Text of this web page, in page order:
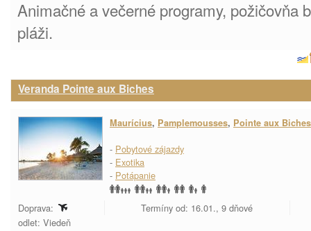
Animačné a večerné programy, požičovňa
pláži.
Veranda Pointe aux Biches
Maurícius, Pamplemousses, Pointe aux Biches
- Pobytové zájazdy
- Exotika
- Potápanie
Doprava:
Termíny od: 16.01., 9 dňové
odlet: Viedeň